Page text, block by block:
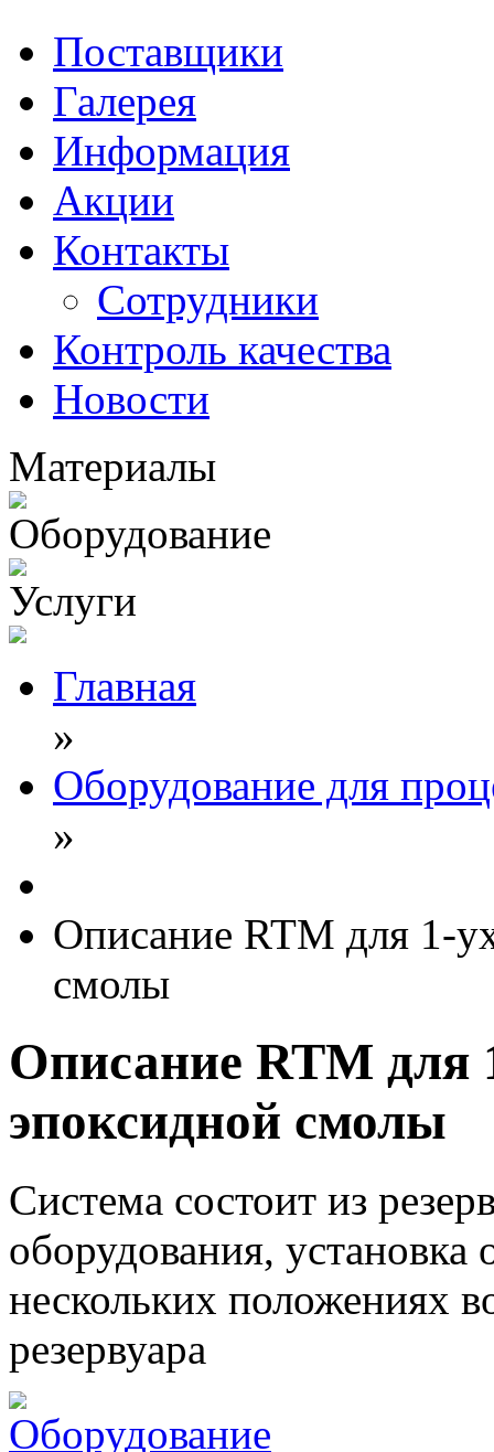
Поставщики
Галерея
Информация
Акции
Контакты
Сотрудники
Контроль качества
Новости
Материалы
Оборудование
Услуги
Главная
»
Оборудование для
»
Описание RTM для 1-
смолы
Описание RTM для
эпоксидной смолы
Система состоит из
оборудования,
нескольких положениях
резервуара